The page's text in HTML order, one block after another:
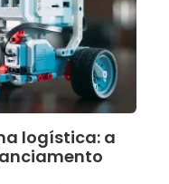
logística: a